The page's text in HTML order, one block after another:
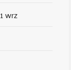
1 wrz